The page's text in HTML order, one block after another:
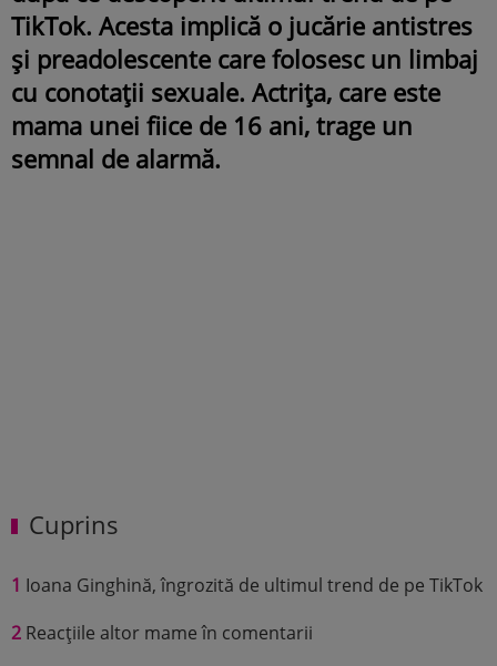
TikTok. Acesta implică o jucărie antistres
și preadolescente care folosesc un limbaj
cu conotații sexuale. Actrița, care este
mama unei fiice de 16 ani, trage un
semnal de alarmă.
Cuprins
1 Ioana Ginghină, îngrozită de ultimul trend de pe TikTok
2 Reacțiile altor mame în comentarii